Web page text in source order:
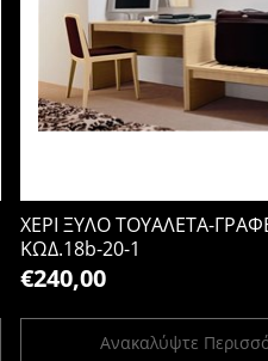
ΧΕΡΙ ΞΥΛΟ ΤΟΥΑΛΕΤΑ-
ΚΩΔ.18b-20-1
€240,00
Ανακαλύψτε